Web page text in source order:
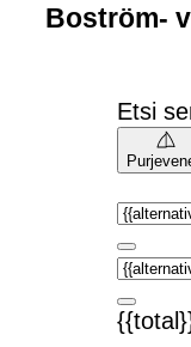
Boström-
Etsi